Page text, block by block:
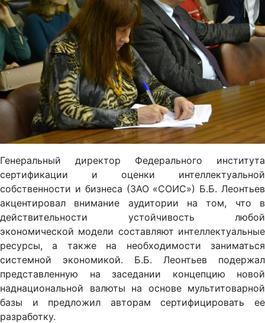
Генеральный директор Федерального института
сертификации и оценки интеллектуальной
собственности и бизнеса (ЗАО «СОИС») Б.Б. Леонтьев
акцентировал внимание аудитории на том, что в
действительности устойчивость любой
экономической модели составляют интеллектуальные
ресурсы, а также на необходимости заниматься
системной экономикой. Б.Б. Леонтьев подержал
представленную на заседании концепцию новой
наднациональной валюты на основе мультитоварной
базы и предложил авторам сертифицировать ее
разработку.